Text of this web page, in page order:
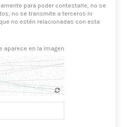
para poder contestarle, no se
no se transmite a terceros ni
no estén relacionadas con esta
aparece en la imagen